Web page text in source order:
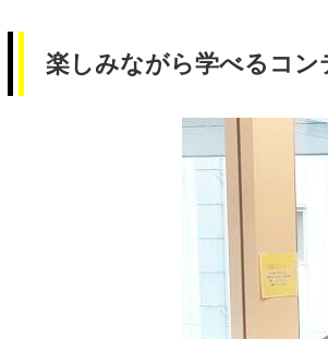
楽しみながら学べるコン